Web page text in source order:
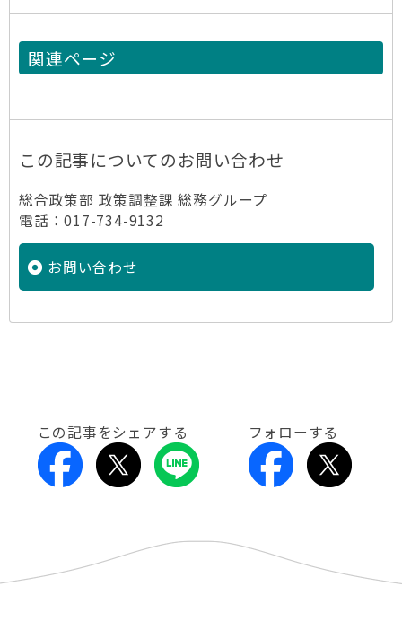
関連ページ
この記事についてのお問い合わせ
総合政策部 政策調整課 総務グループ
電話：017-734-9132
お問い合わせ
この記事をシェアする フォローする